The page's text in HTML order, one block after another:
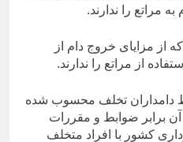
مراتع را ندارند.
از مزایای خروج دام از
از مراتع را ندارند.
دامداران تخلف محسوب شده
برابر ضوابط و مقررات
کشور با افراد متخلف